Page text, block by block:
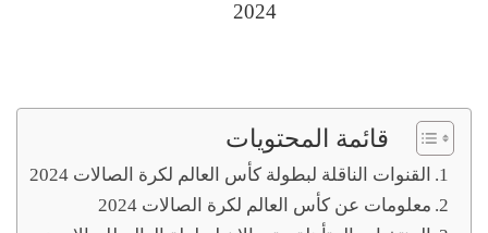
قائمة المحتويات
القنوات الناقلة لبطولة كأس العالم لكرة الصالات 2024
معلومات عن كأس العالم لكرة الصالات 2024